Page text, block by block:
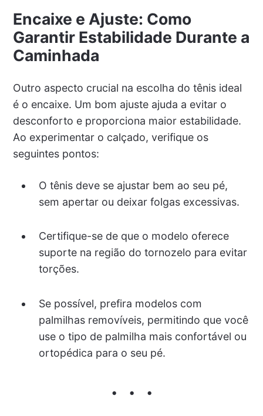
Encaixe e Ajuste: Como
Garantir Estabilidade Durante a
Caminhada
Outro aspecto crucial na escolha do tênis ideal
é o encaixe. Um bom ajuste ajuda a evitar o
desconforto e proporciona maior estabilidade.
Ao experimentar o calçado, verifique os
seguintes pontos:
O tênis deve se ajustar bem ao seu pé,
sem apertar ou deixar folgas excessivas.
Certifique-se de que o modelo oferece
suporte na região do tornozelo para evitar
torções.
Se possível, prefira modelos com
palmilhas removíveis, permitindo que você
use o tipo de palmilha mais confortável ou
ortopédica para o seu pé.